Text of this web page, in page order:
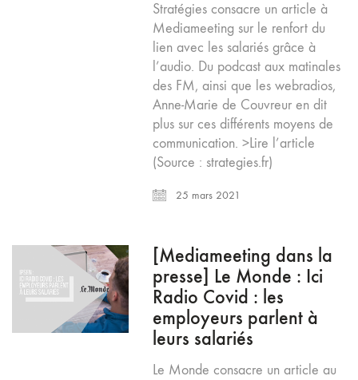
Stratégies consacre un article à
Mediameeting sur le renfort du
lien avec les salariés grâce à
l’audio. Du podcast aux matinales
des FM, ainsi que les webradios,
Anne-Marie de Couvreur en dit
plus sur ces différents moyens de
communication. >Lire l’article
(Source : strategies.fr)
25 mars 2021
[Mediameeting dans la
presse] Le Monde : Ici
Radio Covid : les
employeurs parlent à
leurs salariés
Le Monde consacre un article au